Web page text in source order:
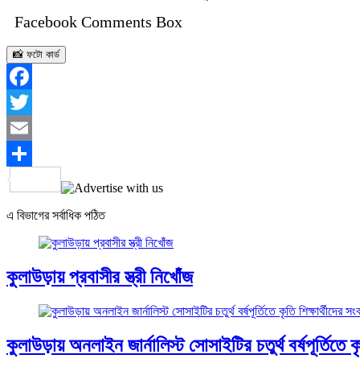
Facebook Comments Box
📸 ফটো কার্ড
Facebook
Twitter
Email
Share
এ বিভাগের সর্বাধিক পঠিত
কুলাউড়ায় প্রবাসীর স্ত্রী নিখোঁজ
কুলাউড়ায় অনলাইন জার্নালিস্ট সোসাইটির চতুর্থ বর্ষপূর্তিতে